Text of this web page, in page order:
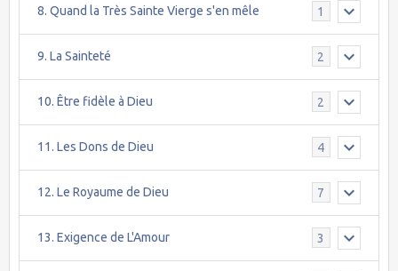
8. Quand la Très Sainte Vierge s'en mêle 1
9. La Sainteté 2
10. Être fidèle à Dieu 2
11. Les Dons de Dieu 4
12. Le Royaume de Dieu 7
13. Exigence de L'Amour 3